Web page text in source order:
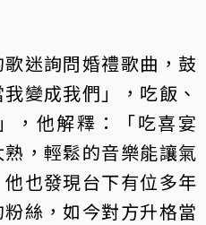
迷詢問婚禮歌曲，鼓
變成我們」，吃飯、
，他解釋：「吃喜宴
，輕鬆的音樂能讓氣
也發現台下有位多年
絲，如今對方升格當